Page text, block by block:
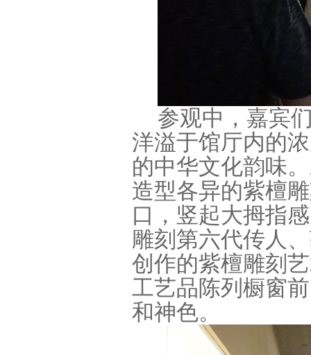
参观中，嘉宾
洋溢于馆厅内的
的中华文化韵味
造型各异的紫檀
口，竖起大拇指
雕刻第六代传人
创作的紫檀雕刻
工艺品陈列橱窗
和神色。